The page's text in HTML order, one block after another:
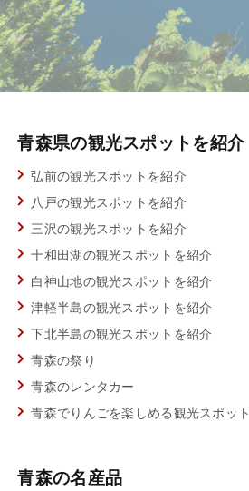
青森県の観光スポットを紹介
弘前の観光スポットを紹介
八戸の観光スポットを紹介
三沢の観光スポットを紹介
十和田湖の観光スポットを紹介
白神山地の観光スポットを紹介
津軽半島の観光スポットを紹介
下北半島の観光スポットを紹介
青森の祭り
青森のレンタカー
青森でりんごを楽しめる観光スポット
青森の名産品